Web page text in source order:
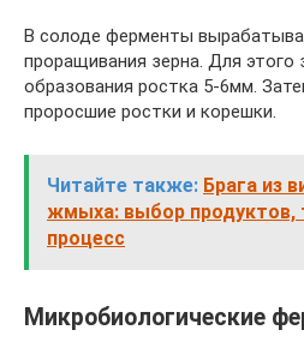
В солоде ферменты
проращивания зерна. Для
образования ростка 5-6мм.
проросшие ростки и корешки.
Читайте также: Брага из
жмыха: выбор продуктов,
процесс
Микробиологические